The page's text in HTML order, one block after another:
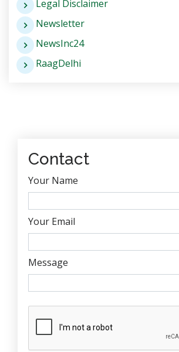
Legal Disclaimer
Newsletter
NewsInc24
RaagDelhi
Contact
Your Name
Your Email
Message